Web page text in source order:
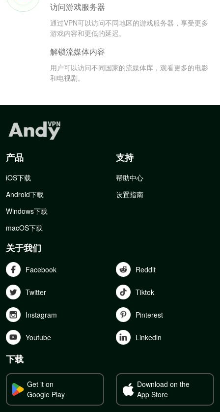
访问游戏服务器
通过VPN可以访问不同地区的游戏服务器，享受更多
游戏内容和更低的延迟。
解锁流媒体内容
用户可以访问不同国家的流媒体库，观看更多的电影
和电视剧。
产品
iOS下载
Android下载
Windows下载
macOS下载
支持
帮助中心
设置指南
关于我们
Facebook Reddit
Twitter Tiktok
Instagram Pinterest
Youtube Linkedln
下载
Get it on
Google Play
Download on the
App Store